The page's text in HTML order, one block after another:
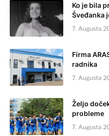
Ko je bila
Šveđanka
7. Augusta
Firma
radnika
7. Augusta
Željo
probleme
7. Augusta